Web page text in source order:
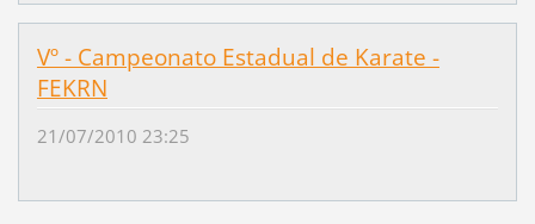
Vº - Campeonato Estadual de Karate -
FEKRN
21/07/2010 23:25